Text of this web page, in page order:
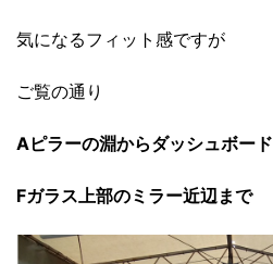
気になるフィット感ですが
ご覧の通り
Aピラーの淵からダッシュボード
Fガラス上部のミラー近辺まで